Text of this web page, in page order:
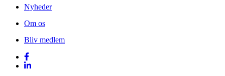
Nyheder
Om os
Bliv medlem
facebook
linkedin